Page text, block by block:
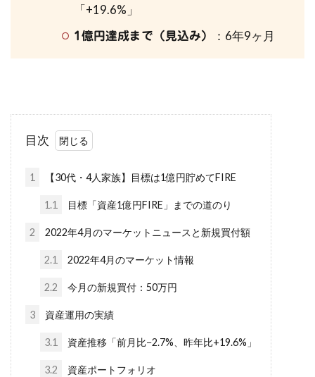
「+19.6%」
1億円達成まで（見込み） ：6年9ヶ月
目次
1 【30代・4人家族】目標は1億円貯めてFIRE
1.1 目標「資産1億円FIRE」までの道のり
2 2022年4月のマーケットニュースと新規買付額
2.1 2022年4月のマーケット情報
2.2 今月の新規買付：50万円
3 資産運用の実績
3.1 資産推移「前月比−2.7%、昨年比+19.6%」
3.2 資産ポートフォリオ